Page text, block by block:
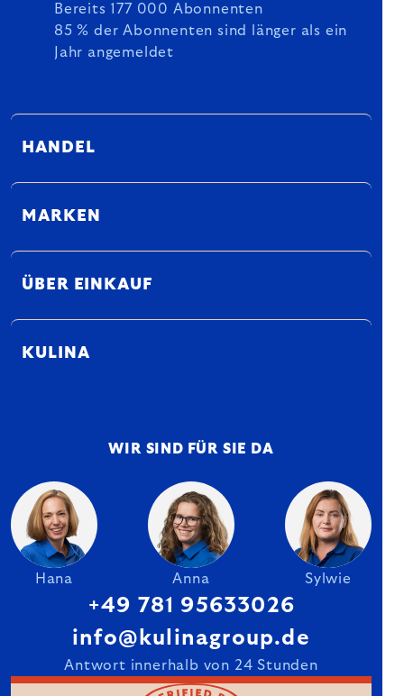
Bereits 177 000 Abonnenten
85 % der Abonnenten sind länger als ein
Jahr angemeldet
HANDEL
MARKEN
ÜBER EINKAUF
KULINA
WIR SIND FÜR SIE DA
Hana Anna Sylwie
+49 781 95633026
info@kulinagroup.de
Antwort innerhalb von 24 Stunden